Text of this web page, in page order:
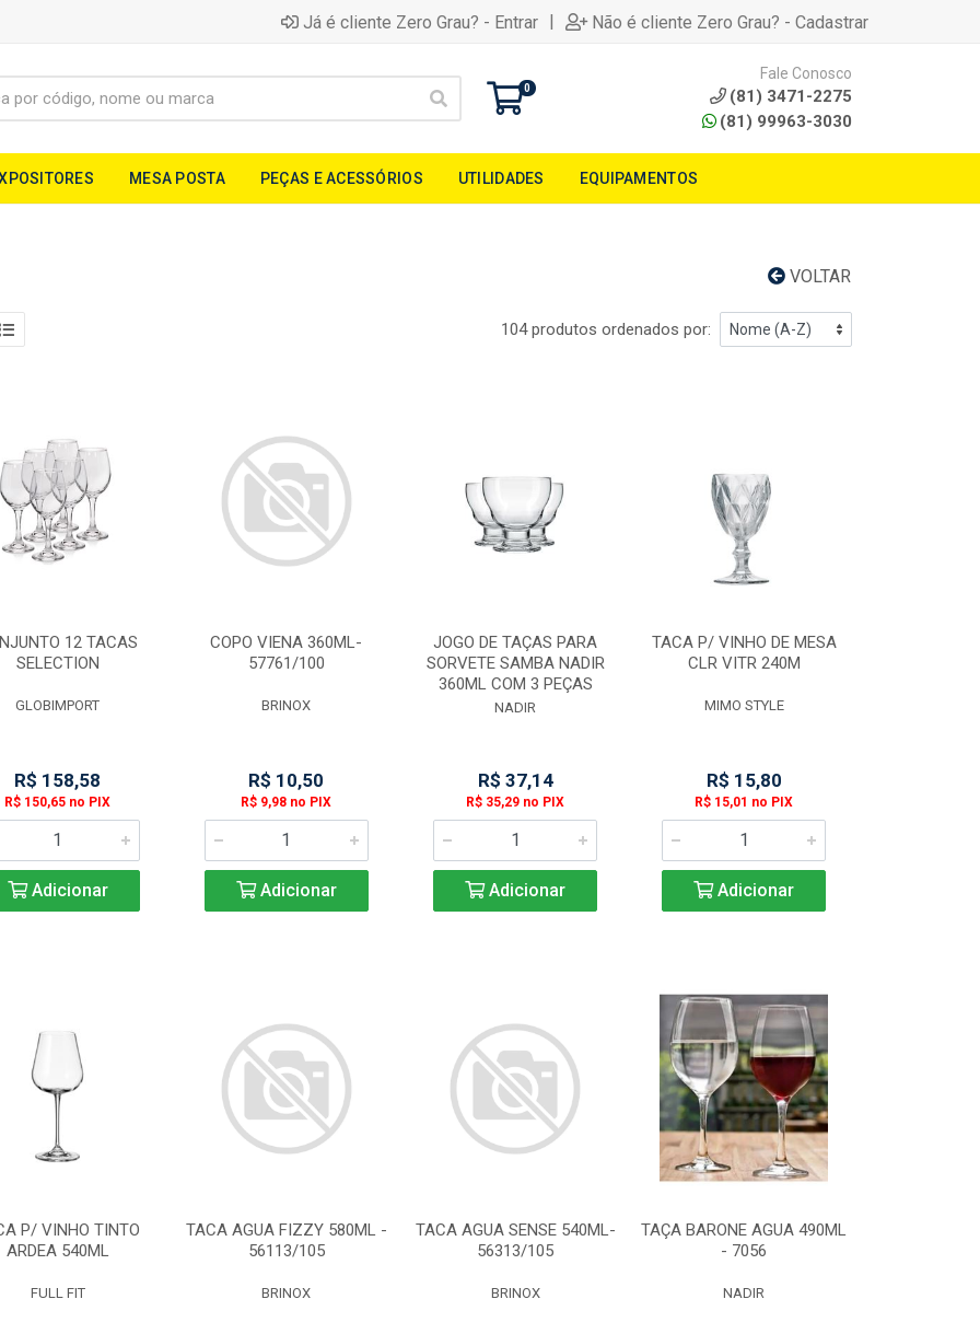
Já é cliente Zero Grau? - Entrar | Não é cliente Zero Grau? - Cadastrar
0
Fale Conosco
(81) 3471-2275
(81) 99963-3030
MESA POSTA PEÇAS E ACESSÓRIOS UTILIDADES EQUIPAMENTOS
VOLTAR
104 produtos ordenados por:
12 TACAS
SELECTION
GLOBIMPORT
R$ 158,58
R$ 150,65 no PIX
Adicionar
COPO VIENA 360ML-
57761/100
BRINOX
R$ 10,50
R$ 9,98 no PIX
Adicionar
JOGO DE TAÇAS PARA
SORVETE SAMBA NADIR
360ML COM 3 PEÇAS
NADIR
R$ 37,14
R$ 35,29 no PIX
Adicionar
TACA P/ VINHO DE MESA
CLR VITR 240M
MIMO STYLE
R$ 15,80
R$ 15,01 no PIX
Adicionar
P/ VINHO TINTO
ARDEA 540ML
FULL FIT
TACA AGUA FIZZY 580ML -
56113/105
BRINOX
TACA AGUA SENSE 540ML-
56313/105
BRINOX
TAÇA BARONE AGUA 490ML
- 7056
NADIR